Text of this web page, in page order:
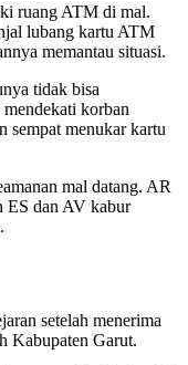
ruang ATM di mal.
lubang kartu ATM
memantau situasi.
tidak bisa
korban
sempat menukar kartu
mal datang. AR
ES dan AV kabur
setelah menerima
Kabupaten Garut.